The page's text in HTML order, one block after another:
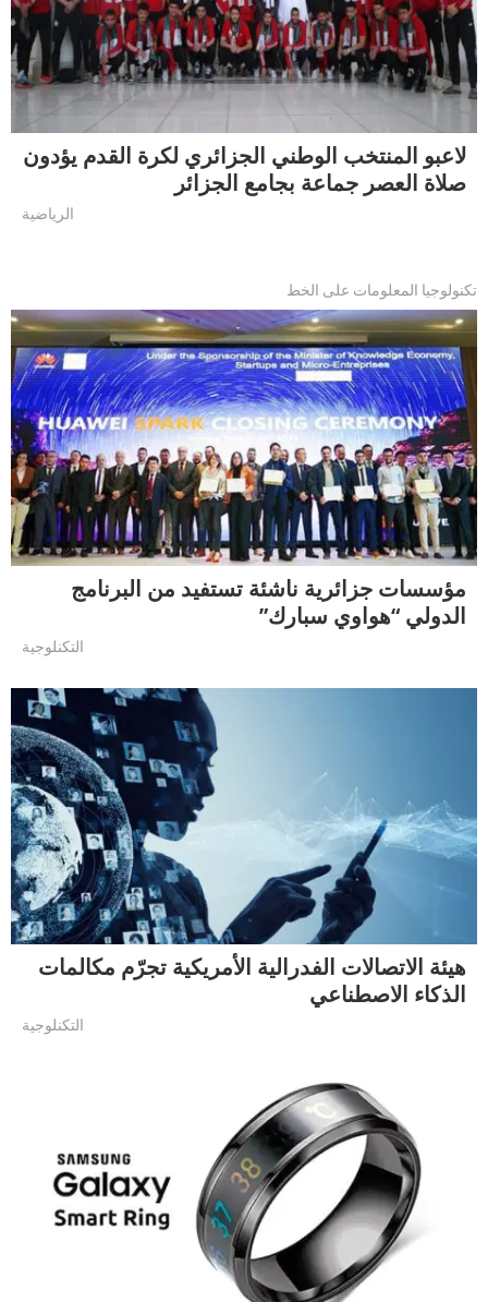
لاعبو المنتخب الوطني الجزائري لكرة القدم يؤدون
صلاة العصر جماعة بجامع الجزائر
الرياضية
تكنولوجيا المعلومات على الخط
مؤسسات جزائرية ناشئة تستفيد من البرنامج
الدولي “هواوي سبارك”
التكنلوجية
هيئة الاتصالات الفدرالية الأمريكية تجرّم مكالمات
الذكاء الاصطناعي
التكنلوجية